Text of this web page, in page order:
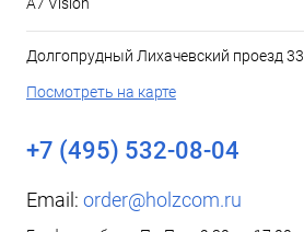
Долгопрудный Лихачевский проезд 33
Посмотреть на карте
+7 (495) 532-08-04
Email: order@holzcom.ru